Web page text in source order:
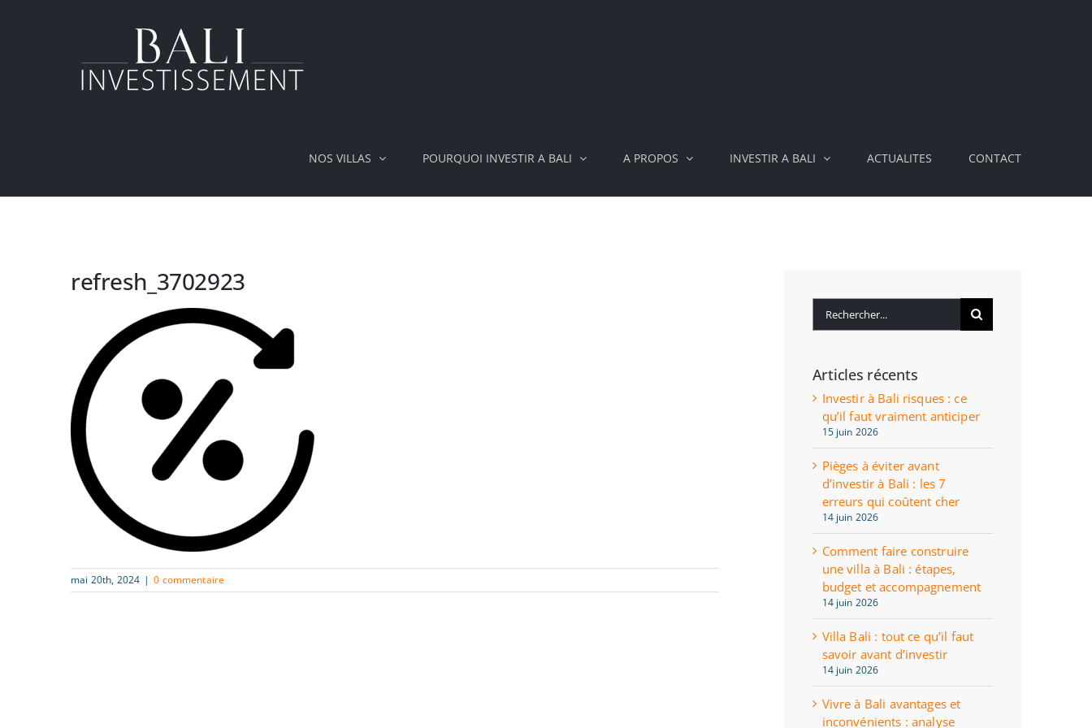
NOS VILLAS POURQUOI INVESTIR A BALI A PROPOS INVESTIR A BALI ACTUALITES CONTACT
refresh_3702923
mai 20th, 2024 | 0 commentaire
Rechercher:
Articles récents
Investir à Bali risques : ce
qu’il faut vraiment anticiper
15 juin 2026
Pièges à éviter avant
d’investir à Bali : les 7
erreurs qui coûtent cher
14 juin 2026
Comment faire construire
une villa à Bali : étapes,
budget et accompagnement
14 juin 2026
Villa Bali : tout ce qu’il faut
savoir avant d’investir
14 juin 2026
Vivre à Bali avantages et
inconvénients : analyse